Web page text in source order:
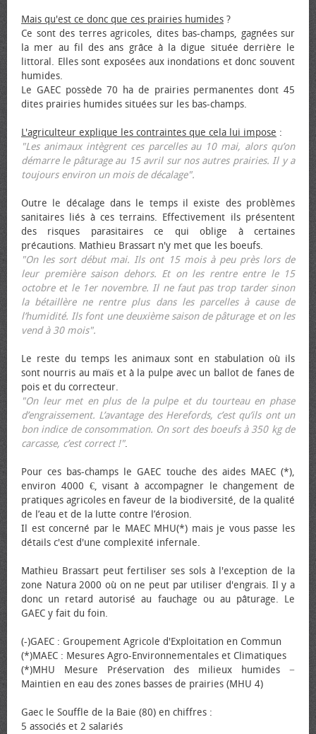
Mais qu'est ce donc que ces prairies humides ?
Ce sont des terres agricoles, dites bas-champs, gagnées sur
la mer au fil des ans grâce à la digue située derrière le
littoral. Elles sont exposées aux inondations et donc souvent
humides.
Le GAEC possède 70 ha de prairies permanentes dont 45
dites prairies humides situées sur les bas-champs.
L'agriculteur explique les contraintes que cela lui impose :
"Les animaux intègrent ces parcelles au 10 mai, alors qu’on
démarre le pâturage au 15 avril sur nos autres prairies. Il y a
toujours environ un mois de décalage".
Outre le décalage dans le temps il existe des problèmes
sanitaires liés à ces terrains. Effectivement ils présentent
des risques parasitaires ce qui oblige à certaines
précautions. Mathieu Brassart n'y met que les bœufs.
"On les sort début mai. Ils ont 15 mois à peu près lors de
leur première saison dehors. Et on les rentre entre le 15
octobre et le 1er novembre. Il ne faut pas trop tarder sinon
la bétaillère ne rentre plus dans les parcelles à cause de
l’humidité. Ils font une deuxième saison de pâturage et on les
vend à 30 mois".
Le reste du temps les animaux sont en stabulation où ils
sont nourris au maïs et à la pulpe avec un ballot de fanes de
pois et du correcteur.
"On leur met en plus de la pulpe et du tourteau en phase
d’engraissement. L’avantage des Herefords, c’est qu’ils ont un
bon indice de consommation. On sort des bœufs à 350 kg de
carcasse, c’est correct !".
Pour ces bas-champs le GAEC touche des aides MAEC (*),
environ 4000 €, visant à accompagner le changement de
pratiques agricoles en faveur de la biodiversité, de la qualité
de l’eau et de la lutte contre l’érosion.
Il est concerné par le MAEC MHU(*) mais je vous passe les
détails c'est d'une complexité infernale.
Mathieu Brassart peut fertiliser ses sols à l'exception de la
zone Natura 2000 où on ne peut par utiliser d'engrais. Il y a
donc un retard autorisé au fauchage ou au pâturage. Le
GAEC y fait du foin.
(-)GAEC : Groupement Agricole d'Exploitation en Commun
(*)MAEC : Mesures Agro-Environnementales et Climatiques
(*)MHU Mesure Préservation des milieux humides −
Maintien en eau des zones basses de prairies (MHU 4)
Gaec le Souffle de la Baie (80) en chiffres :
5 associés et 2 salariés